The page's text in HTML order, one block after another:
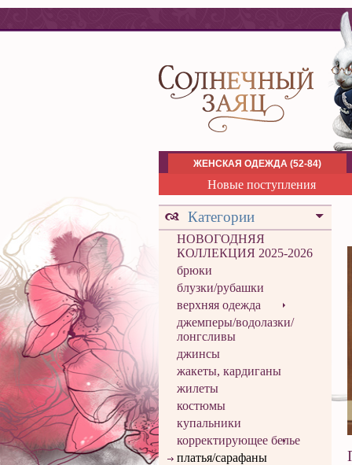
ЖЕНСКАЯ ОДЕЖДА (52-84)
Новые поступления
Категории
НОВОГОДНЯЯ
КОЛЛЕКЦИЯ 2025-2026
брюки
блузки/рубашки
верхняя одежда
джемперы/водолазки/
лонгсливы
джинсы
жакеты, кардиганы
жилеты
костюмы
купальники
корректирующее белье
платья/сарафаны